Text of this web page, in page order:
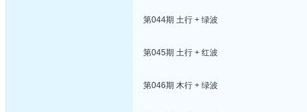
第044期 土行 + 绿波
第045期 土行 + 红波
第046期 木行 + 绿波